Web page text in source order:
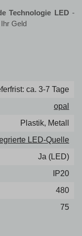
Technologie LED -
Geld
ca. 3-7 Tage
opal
Plastik, Metall
LED-Quelle
Ja (LED)
IP20
480
75